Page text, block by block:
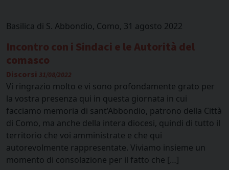
Basilica di S. Abbondio, Como, 31 agosto 2022
Incontro con i Sindaci e le Autorità del
comasco
Discorsi 31/08/2022
Vi ringrazio molto e vi sono profondamente grato per
la vostra presenza qui in questa giornata in cui
facciamo memoria di sant’Abbondio, patrono della Città
di Como, ma anche della intera diocesi, quindi di tutto il
territorio che voi amministrate e che qui
autorevolmente rappresentate. Viviamo insieme un
momento di consolazione per il fatto che […]